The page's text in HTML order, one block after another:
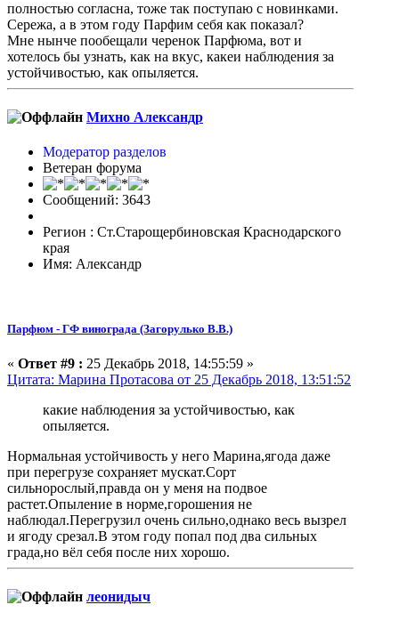
полностью согласна, тоже так поступаю с новинками.
Сережа, а в этом году Парфим себя как показал?
Мне нынче пообещали черенок Парфюма, вот и
хотелось бы узнать, как на вкус, какеи наблюдения за
устойчивостью, как опыляется.
Михно Александр
Модератор разделов
Ветеран форума
Сообщений: 3643
Регион : Ст.Старощербиновская Краснодарского
края
Имя: Александр
Парфюм - ГФ винограда (Загорулько В.В.)
« Ответ #9 : 25 Декабрь 2018, 14:55:59 »
Цитата: Марина Протасова от 25 Декабрь 2018, 13:51:52
какие наблюдения за устойчивостью, как
опыляется.
Нормальная устойчивость у него Марина,ягода даже
при перегрузе сохраняет мускат.Сорт
сильнорослый,правда он у меня на подвое
растет.Опыление в норме,горошения не
наблюдал.Перегрузил очень сильно,однако весь вызрел
и ягоду срезал.В этом году попал под два сильных
града,но вёл себя после них хорошо.
леонидыч